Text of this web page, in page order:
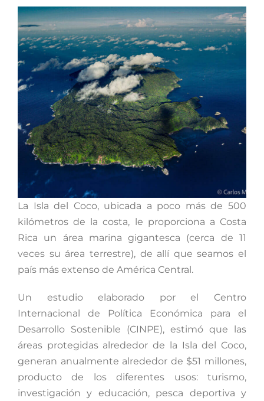
La Isla del Coco, ubicada a poco más de 500
kilómetros de la costa, le proporciona a Costa
Rica un área marina gigantesca (cerca de 11
veces su área terrestre), de allí que seamos el
país más extenso de América Central.
Un estudio elaborado por el Centro
Internacional de Política Económica para el
Desarrollo Sostenible (CINPE), estimó que las
áreas protegidas alrededor de la Isla del Coco,
generan anualmente alrededor de $51 millones,
producto de los diferentes usos: turismo,
investigación y educación, pesca deportiva y